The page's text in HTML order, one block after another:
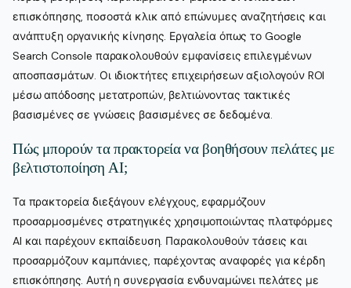
επισκόπησης, ποσοστά κλικ από επώνυμες αναζητήσεις και
ανάπτυξη οργανικής κίνησης. Εργαλεία όπως το Google
Search Console παρακολουθούν εμφανίσεις επιλεγμένων
αποσπασμάτων. Οι ιδιοκτήτες επιχειρήσεων αξιολογούν ROI
μέσω απόδοσης μετατροπών, βελτιώνοντας τακτικές
βασισμένες σε γνώσεις βασισμένες σε δεδομένα.
Πώς μπορούν τα πρακτορεία να βοηθήσουν πελάτες με
βελτιστοποίηση AI;
Τα πρακτορεία διεξάγουν ελέγχους, εφαρμόζουν
προσαρμοσμένες στρατηγικές χρησιμοποιώντας πλατφόρμες
AI και παρέχουν εκπαίδευση. Παρακολουθούν τάσεις και
προσαρμόζουν καμπάνιες, παρέχοντας αναφορές για κέρδη
επισκόπησης. Αυτή η συνεργασία ενδυναμώνει πελάτες με